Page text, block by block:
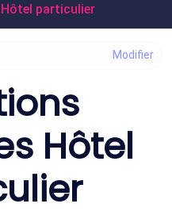
Hôtel particulier
Hôtel